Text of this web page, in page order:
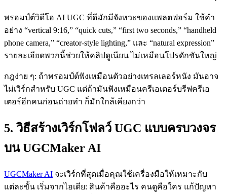
พรอมป์ต์วิดีโอ AI UGC ที่ดีมักมีจังหวะของแพลตฟอร์ม ใช้คำ
อย่าง “vertical 9:16,” “quick cuts,” “first two seconds,” “handheld
phone camera,” “creator-style lighting,” และ “natural expression”
รายละเอียดพวกนี้ช่วยให้คลิปดูเนียน ไม่เหมือนโปรดักชันใหญ่
กฎง่าย ๆ: ถ้าพรอมป์ต์ฟังเหมือนตัวอย่างเทรลเลอร์หนัง มันอาจ
ไม่เวิร์กสำหรับ UGC แต่ถ้ามันฟังเหมือนครีเอเตอร์บรีฟครีเอ
เตอร์อีกคนก่อนถ่ายทำ ก็มักใกล้เคียงกว่า
5. วิธีสร้างเวิร์กโฟลว์ UGC แบบครบวงจร
บน UGCMaker AI
UGCMaker AI จะเวิร์กที่สุดเมื่อคุณใช้เครื่องมือให้เหมาะกับ
แต่ละขั้น เริ่มจากไอเดีย: สินค้าคืออะไร คนดูคือใคร แก้ปัญหา